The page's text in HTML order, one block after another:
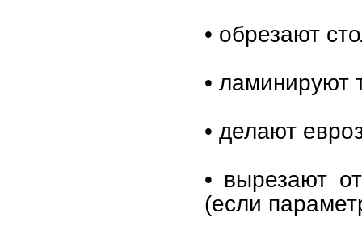
• обрезают
• ламинируют
• делают
• вырезают
(если